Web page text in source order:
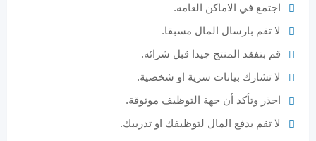
اجتمع في الاماكن العامه.
لا تقم بارسال المال مسبقا.
قم بتفقد المنتج جيدا قبل شرائه.
لا تشارك بيانات سرية او شخصية.
احذر وتأكد أن جهة التوظيف موثوقة.
لا تقم بدفع المال لتوظيفك او تدريبك.